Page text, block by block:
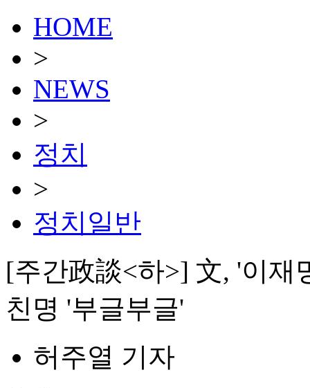
HOME
>
NEWS
>
정치
>
정치일반
[주간政談<하>] 文, '이
친명 '부글부글'
허주열 기자